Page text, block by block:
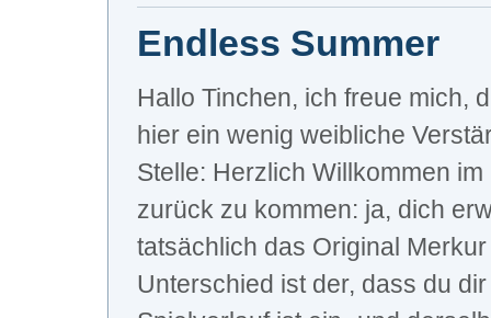
Endless Summer
Hallo Tinchen, ich freue mich,
hier ein wenig weibliche
Stelle: Herzlich Willkommen
zurück zu kommen: ja, dich
tatsächlich das Original
Unterschied ist der, dass du